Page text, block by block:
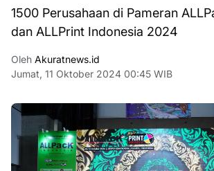
1500 Perusahaan di Pameran
dan ALLPrint Indonesia 2024
Oleh Akuratnews.id
Jumat, 11 Oktober 2024 00:45 WIB